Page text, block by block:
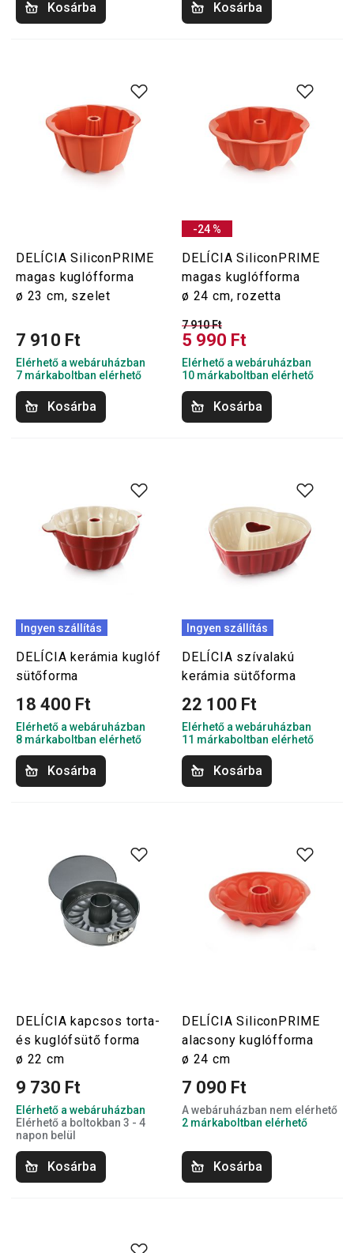
Kosárba Kosárba
DELÍCIA SiliconPRIME
magas kuglófforma
ø 23 cm, szelet
7 910 Ft
Elérhető a webáruházban
7 márkaboltban elérhető
Kosárba
-24 %
DELÍCIA SiliconPRIME
magas kuglófforma
ø 24 cm, rozetta
7 910 Ft
5 990 Ft
Elérhető a webáruházban
10 márkaboltban elérhető
Kosárba
Ingyen szállítás
DELÍCIA kerámia kuglóf
sütőforma
18 400 Ft
Elérhető a webáruházban
8 márkaboltban elérhető
Kosárba
Ingyen szállítás
DELÍCIA szívalakú
kerámia sütőforma
22 100 Ft
Elérhető a webáruházban
11 márkaboltban elérhető
Kosárba
DELÍCIA kapcsos torta-
és kuglófsütő forma
ø 22 cm
9 730 Ft
Elérhető a webáruházban
Elérhető a boltokban 3 - 4
napon belül
Kosárba
DELÍCIA SiliconPRIME
alacsony kuglófforma
ø 24 cm
7 090 Ft
A webáruházban nem elérhető
2 márkaboltban elérhető
Kosárba